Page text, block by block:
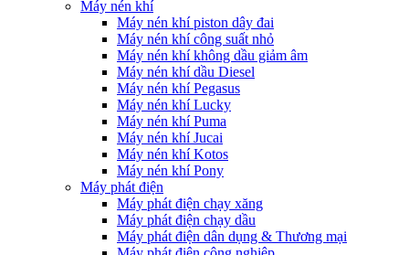
Máy nén khí
Máy nén khí piston dây đai
Máy nén khí công suất nhỏ
Máy nén khí không dầu giảm âm
Máy nén khí dầu Diesel
Máy nén khí Pegasus
Máy nén khí Lucky
Máy nén khí Puma
Máy nén khí Jucai
Máy nén khí Kotos
Máy nén khí Pony
Máy phát điện
Máy phát điện chạy xăng
Máy phát điện chạy dầu
Máy phát điện dân dụng & Thương mại